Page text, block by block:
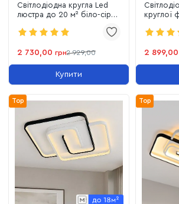
Світлодіодна кругла Led
люстра до 20 м² біло-сіра
220365)
2 730,00 грн2 929,00
Купити
круглої
2 899,00
Top Top